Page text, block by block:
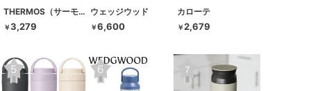
THERMOS（サーモス）
￥3,279
ウェッジウッド
￥6,600
カローテ
￥2,679